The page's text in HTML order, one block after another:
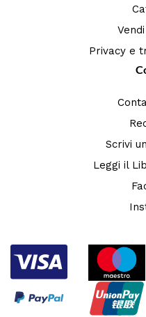
Privacy e
Scrivi
Leggi il